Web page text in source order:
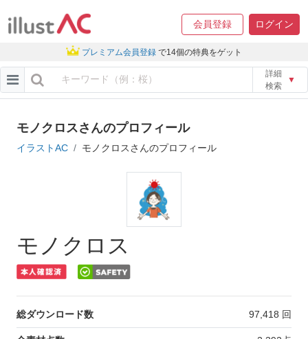
会員登録 ログイン
プレミアム会員登録 で14個の特典をゲット
詳細
検索
▼
モノクロスさんのプロフィール
イラストAC モノクロスさんのプロフィール
モノクロス
総ダウンロード数 97,418 回